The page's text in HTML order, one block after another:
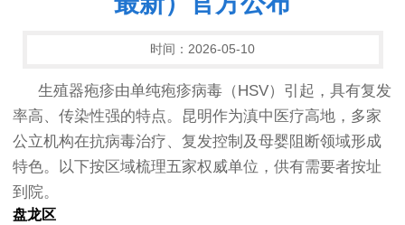
时间：2026-05-10
生殖器疱疹由单纯疱疹病毒（HSV）引起，具有复发
率高、传染性强的特点。昆明作为滇中医疗高地，多家
公立机构在抗病毒治疗、复发控制及母婴阻断领域形成
特色。以下按区域梳理五家权威单位，供有需要者按址
到院。
盘龙区